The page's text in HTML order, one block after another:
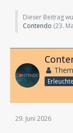
Dieser Beitrag
Contendo (23.
29. Juni 2026